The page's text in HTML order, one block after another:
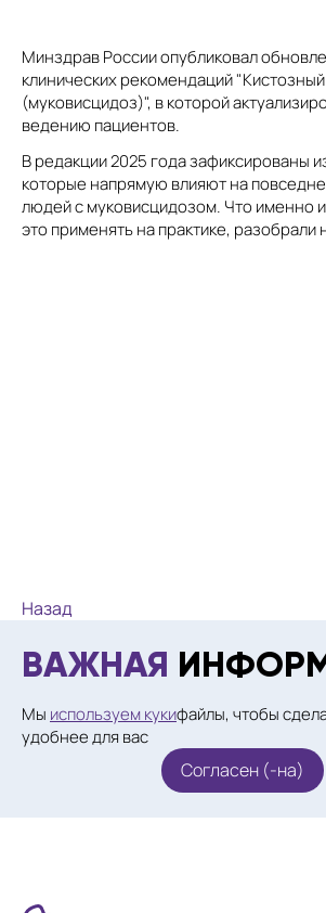
Минздрав России опубликовал
клинических рекомендаций
(муковисцидоз)", в которой
ведению пациентов.
В редакции 2025 года зафиксированы
которые напрямую влияют на
людей с муковисцидозом. Что именно
это применять на практике, разобрали
Назад
ВАЖНАЯ
Мы используем кукифайлы, чтобы
удобнее для вас
Согласен (-на)